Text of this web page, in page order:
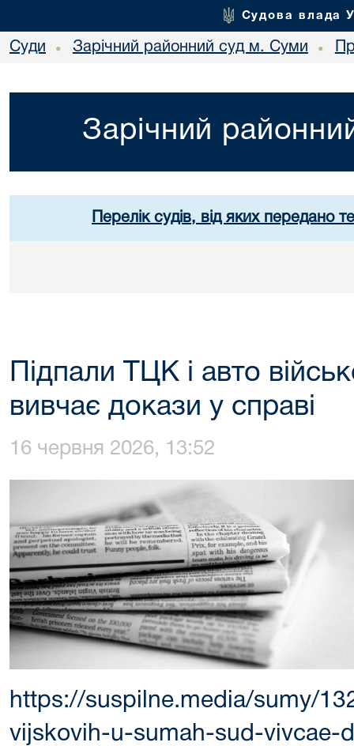
Судова влада
Суди • Зарічний районний суд м. Суми •
Зарічний
Перелік судів, від яких передано
Підпали ТЦК і авто
вивчає докази у справі
16 червня 2026, 13:52
https://suspilne.media/sumy/
vijskovih-u-sumah-sud-vivcae-